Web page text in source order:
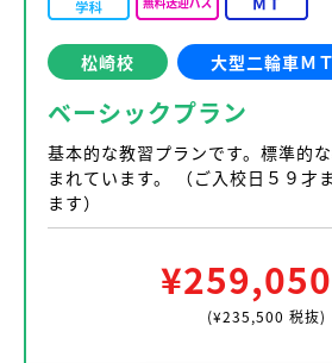
松崎校 大型二輪車ＭＴ
ベーシックプラン
基本的な教習プランです。標準的
まれています。 （ご入校日５９才
ます）
¥259,050
(¥235,500 税抜)